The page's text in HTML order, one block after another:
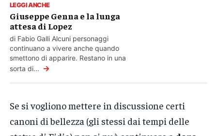
LEGGI ANCHE
Giuseppe Genna e la lunga
attesa di Lopez
di Fabio Galli Alcuni personaggi
continuano a vivere anche quando
smettono di apparire. Restano in una
sorta di... →
Se si vogliono mettere in discussione certi
canoni di bellezza (gli stessi dai tempi delle